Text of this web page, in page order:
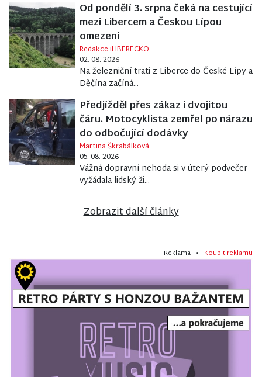
Od pondělí 3. srpna čeká na cestující
mezi Libercem a Českou Lípou
omezení
Redakce iLIBERECKO
02. 08. 2026
Na železniční trati z Liberce do České Lípy a
Děčína začíná...
Předjížděl přes zákaz i dvojitou
čáru. Motocyklista zemřel po nárazu
do odbočující dodávky
Martina Škrabálková
05. 08. 2026
Vážná dopravní nehoda si v úterý podvečer
vyžádala lidský ži...
Zobrazit další články
Reklama • Koupit reklamu